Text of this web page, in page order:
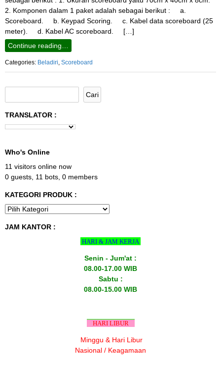
2. Komponen dalam 1 paket adalah sebagai berikut : a.
Scoreboard. b. Keypad Scoring. c. Kabel data scoreboard (25
meter). d. Kabel AC scoreboard. […]
Continue reading…
Categories: Beladiri Scoreboard
TRANSLATOR :
Who's Online
11 visitors online now
0 guests, 11 bots, 0 members
KATEGORI PRODUK :
JAM KANTOR :
HARI & JAM KERJA
Senin - Jum'at :
08.00-17.00 WIB
Sabtu :
08.00-15.00 WIB
HARI LIBUR
Minggu & Hari Libur
Nasional / Keagamaan